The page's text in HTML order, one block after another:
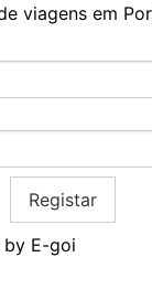
viagens em
Registar
by E-goi
REABREM